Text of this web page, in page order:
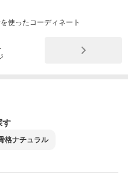
使ったコーディネート
す
格ナチュラル